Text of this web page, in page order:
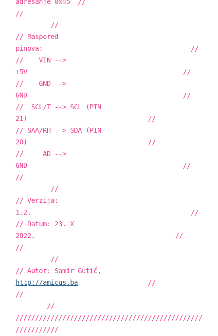
//
//
// Raspored
pinova: //
// VIN -->
+5V //
// GND -->
GND //
// SCL/T --> SCL (PIN
21) //
// SAA/RH --> SDA (PIN
20) //
// AD -->
GND //
//
//
// Verzija:
1.2. //
// Datum: 23. X
2022. //
//
//
// Autor: Samir Gutić,
http://amicus.ba //
//
//
////////////////////////////////////////////////
///////////